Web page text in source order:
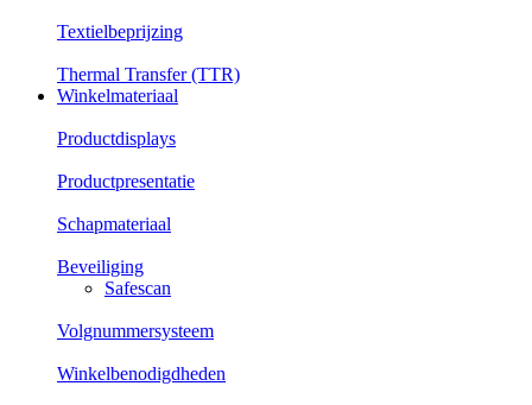
Textielbeprijzing
Thermal Transfer (TTR)
Winkelmateriaal
Productdisplays
Productpresentatie
Schapmateriaal
Beveiliging
Safescan
Volgnummersysteem
Winkelbenodigdheden